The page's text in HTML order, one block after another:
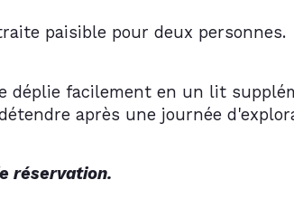
paisible pour deux personnes.
déplie facilement en un lit
après une journée
réservation.